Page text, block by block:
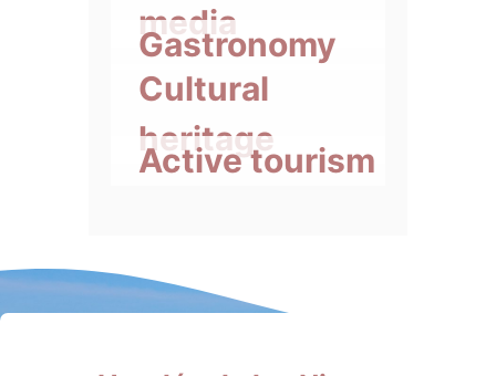
media
Gastronomy
Cultural
heritage
Active tourism